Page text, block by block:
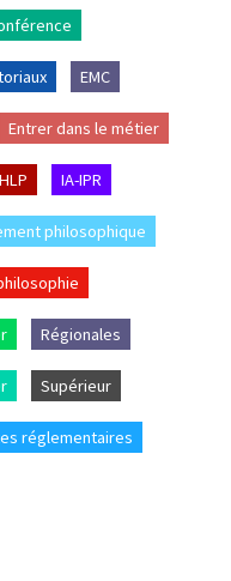
EMC
Entrer dans le métier
HLP IA-IPR
philosophique
Régionales
Supérieur
réglementaires